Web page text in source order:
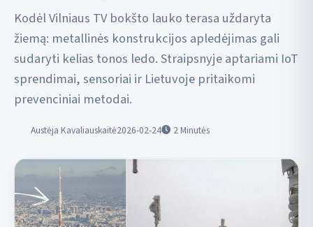
Kodėl Vilniaus TV bokšto lauko terasa uždaryta
žiemą: metallinės konstrukcijos apledėjimas gali
sudaryti kelias tonos ledo. Straipsnyje aptariami IoT
sprendimai, sensoriai ir Lietuvoje pritaikomi
prevenciniai metodai.
Austėja Kavaliauskaitė2026-02-24 2Minutės